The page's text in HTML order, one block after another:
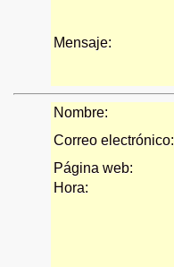
Mensaje:
Nombre:
Correo electrónico:
Página web:
Hora: